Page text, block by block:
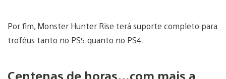
Por fim, Monster Hunter Rise terá suporte completo para
troféus tanto no PS5 quanto no PS4.
Centenas de horas…com mais a